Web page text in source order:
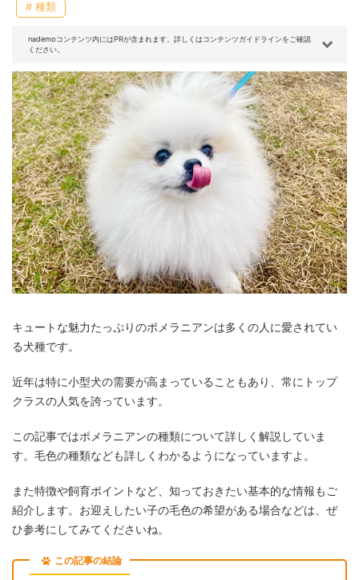
# 種類
nademoコンテンツ内にはPRが含まれます。詳しくはコンテンツガイドラインをご確認
ください。
キュートな魅力たっぷりのポメラニアンは多くの人に愛されてい
る犬種です。
近年は特に小型犬の需要が高まっていることもあり、常にトップ
クラスの人気を誇っています。
この記事ではポメラニアンの種類について詳しく解説していま
す。毛色の種類なども詳しくわかるようになっていますよ。
また特徴や飼育ポイントなど、知っておきたい基本的な情報もご
紹介します。お迎えしたい子の毛色の希望がある場合などは、ぜ
ひ参考にしてみてくださいね。
この記事の結論